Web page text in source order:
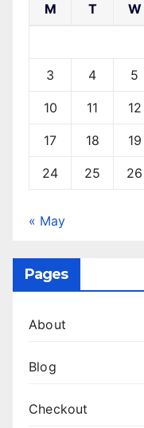
M T W
3 4 5
10 11 12
17 18 19
24 25 26
« May
Pages
About
Blog
Checkout